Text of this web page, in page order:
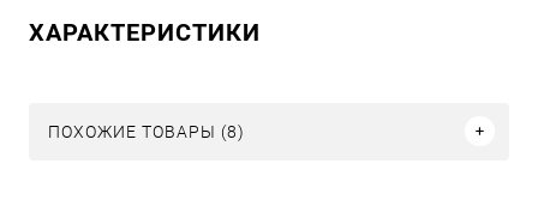
ХАРАКТЕРИСТИКИ
ПОХОЖИЕ ТОВАРЫ (8)